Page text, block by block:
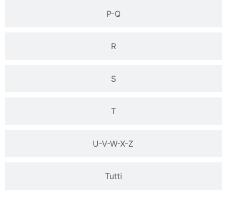
P-Q
R
S
T
U-V-W-X-Z
Tutti